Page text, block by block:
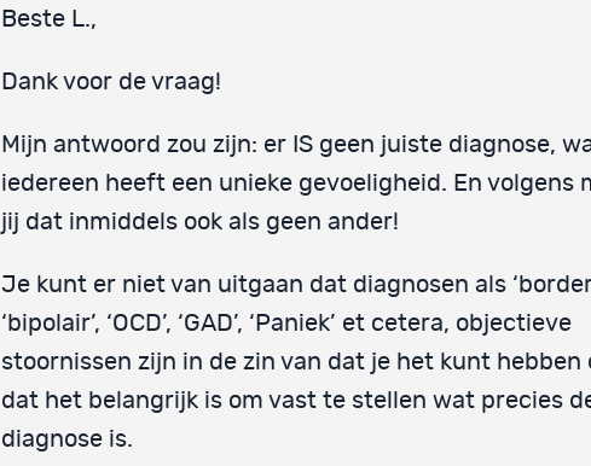
Beste L.,
Dank voor de vraag!
Mijn antwoord zou zijn: er IS geen juiste diagnose,
iedereen heeft een unieke gevoeligheid. En volgens
jij dat inmiddels ook als geen ander!
Je kunt er niet van uitgaan dat diagnosen als
‘bipolair’, ‘OCD’, ‘GAD’, ‘Paniek’ et cetera, objectieve
stoornissen zijn in de zin van dat je het kunt hebben
dat het belangrijk is om vast te stellen wat precies
diagnose is.